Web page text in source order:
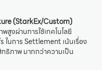
(StarkEx/Custom)
สูงผ่านการใช้เทคโนโลยี
ในการ Settlement เน้นเรื่อง
ธิภาพ มากกว่าความเป็น